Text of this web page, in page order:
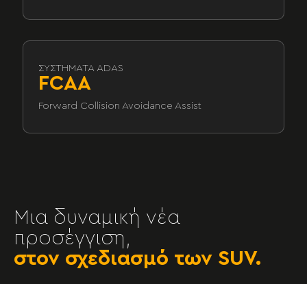
ΣΥΣΤΉΜΑΤΑ ADAS
FCAA
Forward Collision Avoidance Assist
Μια δυναμική νέα
προσέγγιση,
στον σχεδιασμό των SUV.